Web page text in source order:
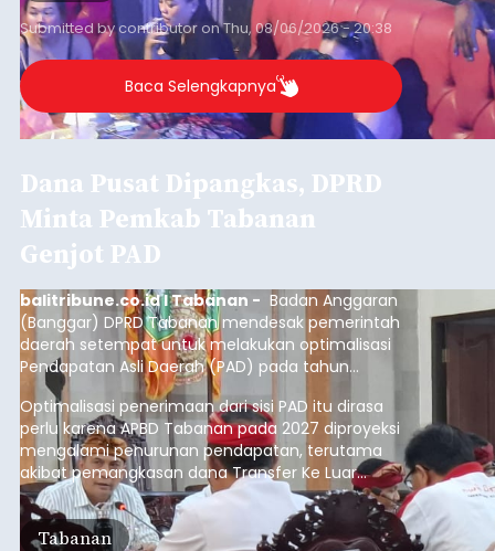
Submitted bycontributoronThu, 08/06/2026 - 20:38
Baca Selengkapnya
Dana Pusat Dipangkas, DPRD
Minta Pemkab Tabanan
Genjot PAD
balitribune.co.id I Tabanan - Badan Anggaran
(Banggar) DPRD Tabanan mendesak pemerintah
daerah setempat untuk melakukan optimalisasi
Pendapatan Asli Daerah (PAD) pada tahun
anggaran 2027.
Optimalisasi penerimaan dari sisi PAD itu dirasa
perlu karena APBD Tabanan pada 2027 diproyeksi
mengalami penurunan pendapatan, terutama
akibat pemangkasan dana Transfer Ke Luar
Daerah (TKD) dari pemerintah pusat.
Tabanan